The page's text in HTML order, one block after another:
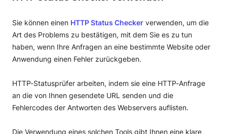
Sie können einen HTTP Status Checker verwenden, um die
Art des Problems zu bestätigen, mit dem Sie es zu tun
haben, wenn Ihre Anfragen an eine bestimmte Website oder
Anwendung einen Fehler zurückgeben.
HTTP-Statusprüfer arbeiten, indem sie eine HTTP-Anfrage
an die von Ihnen gesendete URL senden und die
Fehlercodes der Antworten des Webservers auflisten.
Die Verwendung eines solchen Tools gibt Ihnen eine klare